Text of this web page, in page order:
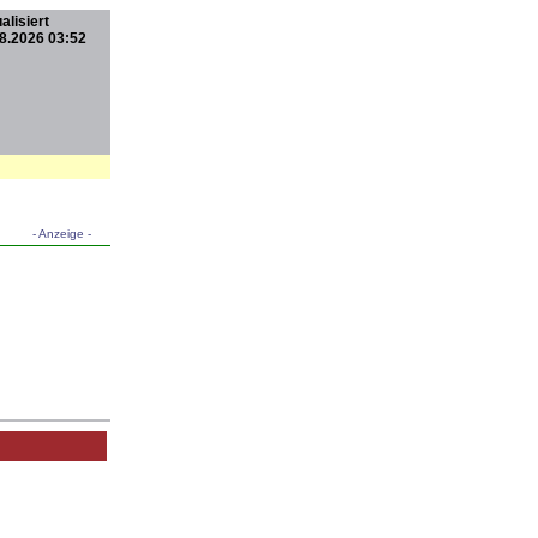
03:52
- Anzeige -